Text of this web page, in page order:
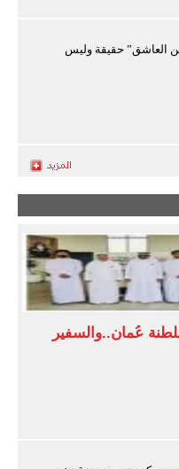
العاشق” حقيقة وليس
عُمان..والسفير